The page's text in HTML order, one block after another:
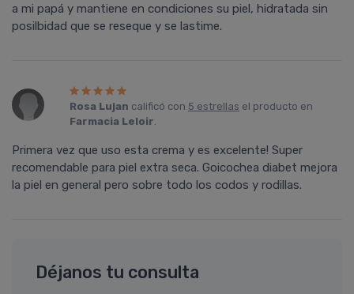
a mi papá y mantiene en condiciones su piel, hidratada sin
posilbidad que se reseque y se lastime.
Rosa Lujan calificó con 5 estrellas el producto en
Farmacia Leloir.
Primera vez que uso esta crema y es excelente! Super
recomendable para piel extra seca. Goicochea diabet mejora
la piel en general pero sobre todo los codos y rodillas.
Déjanos tu consulta